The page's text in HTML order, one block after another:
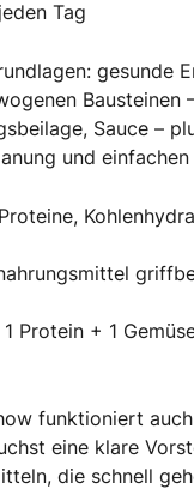
Tag
gesunde
Bausteinen
Sauce –
und einfachen
Protein + 1
funktioniert
eine klare
die schnell